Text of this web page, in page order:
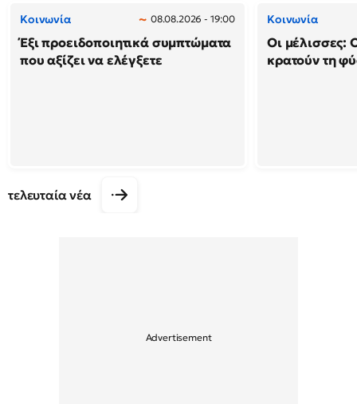
Κοινωνία 08.08.2026 - 19:00
Έξι προειδοποιητικά συμπτώματα
που αξίζει να ελέγξετε
Κοινωνία
Οι μέλισσες:
κρατούν τη
τελευταία νέα